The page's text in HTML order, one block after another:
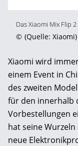
Das Xiaomi Mix Flip 2
© (Quelle: Xiaomi)
Xiaomi wird
einem Event in
des zweiten
für den innerhalb
Vorbestellungen
hat seine
neue